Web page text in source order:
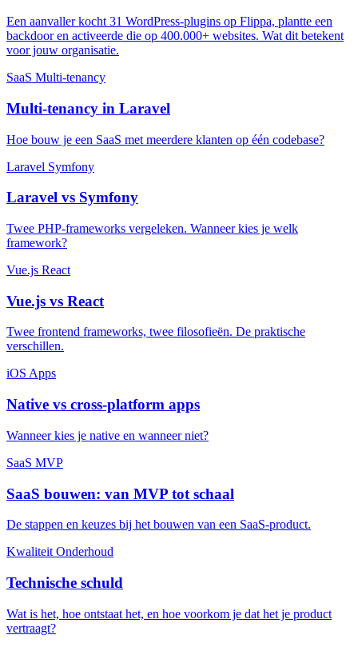
Een aanvaller kocht 31 WordPress-plugins op Flippa, plantte een
backdoor en activeerde die op 400.000+ websites. Wat dit betekent
voor jouw organisatie.
SaaS Multi-tenancy
Multi-tenancy in Laravel
Hoe bouw je een SaaS met meerdere klanten op één codebase?
Laravel Symfony
Laravel vs Symfony
Twee PHP-frameworks vergeleken. Wanneer kies je welk
framework?
Vue.js React
Vue.js vs React
Twee frontend frameworks, twee filosofieën. De praktische
verschillen.
iOS Apps
Native vs cross-platform apps
Wanneer kies je native en wanneer niet?
SaaS MVP
SaaS bouwen: van MVP tot schaal
De stappen en keuzes bij het bouwen van een SaaS-product.
Kwaliteit Onderhoud
Technische schuld
Wat is het, hoe ontstaat het, en hoe voorkom je dat het je product
vertraagt?